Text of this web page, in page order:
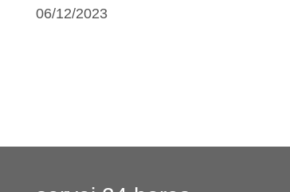
06/12/2023